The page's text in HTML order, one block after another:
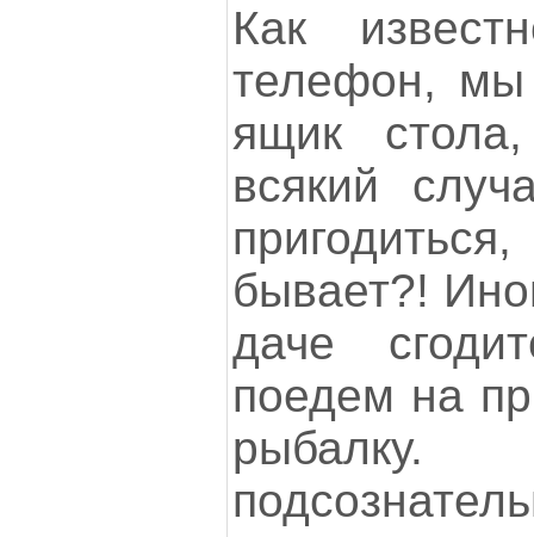
Как
телефон,
ящик
всякий
бывает?!
даче
поедем на